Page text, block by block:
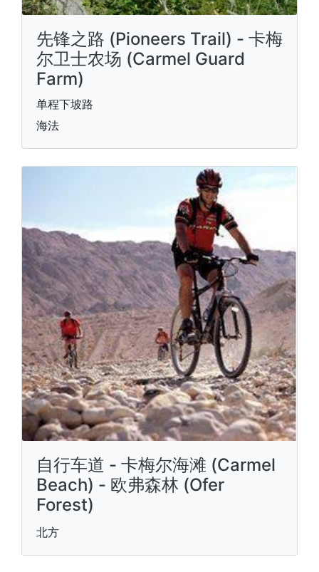
先锋之路 (Pioneers Trail) - 卡梅
尔卫士农场 (Carmel Guard
Farm)
单程下坡路
海法
自行车道 - 卡梅尔海滩 (Carmel
Beach) - 欧弗森林 (Ofer
Forest)
北方